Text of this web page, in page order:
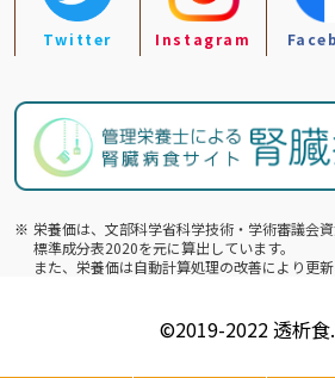
Twitter Instagram
※ 栄養価は、文部科学省科学技術・学術審議会
標準成分表2020を元に算出しています。
また、栄養価は自動計算処理の改善により更新
©️2019-2022透析